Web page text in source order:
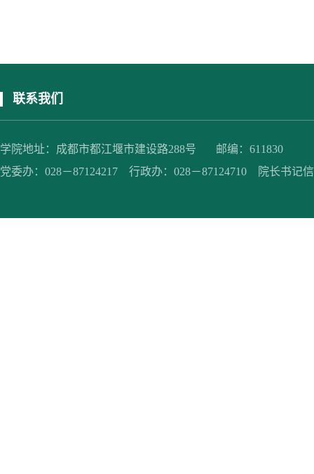
联系我们
学院地址：成都市都江堰市建设路288号 邮编：611830
党委办：028－87124217 行政办：028－87124710 院长书记信